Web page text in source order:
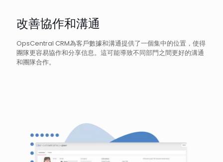
改善協作和溝通
OpsCentral CRM為客戶數據和溝通提供了一個集中的位置，使得
團隊更容易協作和分享信息。這可能導致不同部門之間更好的溝通
和團隊合作。